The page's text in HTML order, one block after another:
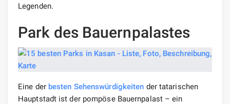
Legenden.
Park des Bauernpalastes
Eine der besten Sehenswürdigkeiten der tatarischen
Hauptstadt ist der pompöse Bauernpalast – ein